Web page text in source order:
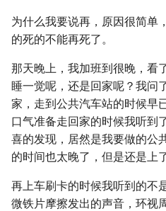
为什么我要说再，原因很简单
的死的不能再死了。
那天晚上，我加班到很晚，看
睡一觉呢，还是回家呢？我问
家，走到公共汽车站的时候早
口气准备走回家的时候我听到
喜的发现，居然是我要做的公
的时间也太晚了，但是还是上
再上车刷卡的时候我听到的不
微铁片摩擦发出的声音，环视